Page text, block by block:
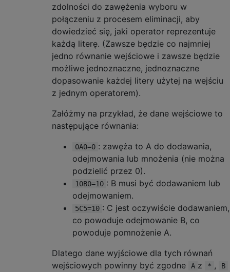
zdolności do zawężenia wyboru w
połączeniu z procesem eliminacji, aby
dowiedzieć się, jaki operator reprezentuje
każdą literę. (Zawsze będzie co najmniej
jedno równanie wejściowe i zawsze będzie
możliwe jednoznaczne, jednoznaczne
dopasowanie każdej litery użytej na wejściu
z jednym operatorem).
Załóżmy na przykład, że dane wejściowe to
następujące równania:
0A0=0 : zawęża to A do dodawania,
odejmowania lub mnożenia (nie można
podzielić przez 0).
10B0=10 : B musi być dodawaniem lub
odejmowaniem.
5C5=10 : C jest oczywiście dodawaniem,
co powoduje odejmowanie B, co
powoduje pomnożenie A.
Dlatego dane wyjściowe dla tych równań
wejściowych powinny być zgodne
A z * , B